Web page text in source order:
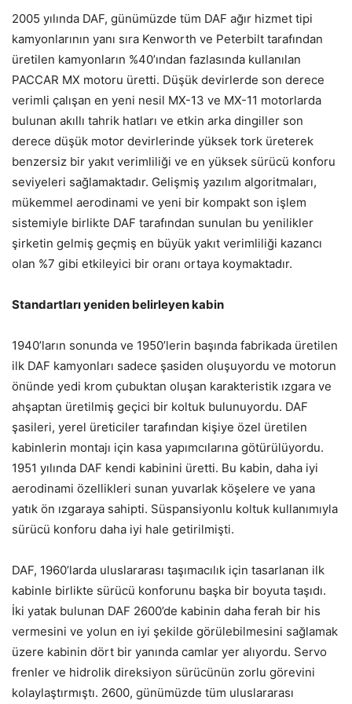
2005 yılında DAF, günümüzde tüm DAF ağır hizmet tipi
kamyonlarının yanı sıra Kenworth ve Peterbilt tarafından
üretilen kamyonların %40’ından fazlasında kullanılan
PACCAR MX motoru üretti. Düşük devirlerde son derece
verimli çalışan en yeni nesil MX-13 ve MX-11 motorlarda
bulunan akıllı tahrik hatları ve etkin arka dingiller son
derece düşük motor devirlerinde yüksek tork üreterek
benzersiz bir yakıt verimliliği ve en yüksek sürücü konforu
seviyeleri sağlamaktadır. Gelişmiş yazılım algoritmaları,
mükemmel aerodinami ve yeni bir kompakt son işlem
sistemiyle birlikte DAF tarafından sunulan bu yenilikler
şirketin gelmiş geçmiş en büyük yakıt verimliliği kazancı
olan %7 gibi etkileyici bir oranı ortaya koymaktadır.
Standartları yeniden belirleyen kabin
1940’ların sonunda ve 1950’lerin başında fabrikada üretilen
ilk DAF kamyonları sadece şasiden oluşuyordu ve motorun
önünde yedi krom çubuktan oluşan karakteristik ızgara ve
ahşaptan üretilmiş geçici bir koltuk bulunuyordu. DAF
şasileri, yerel üreticiler tarafından kişiye özel üretilen
kabinlerin montajı için kasa yapımcılarına götürülüyordu.
1951 yılında DAF kendi kabinini üretti. Bu kabin, daha iyi
aerodinami özellikleri sunan yuvarlak köşelere ve yana
yatık ön ızgaraya sahipti. Süspansiyonlu koltuk kullanımıyla
sürücü konforu daha iyi hale getirilmişti.
DAF, 1960’larda uluslararası taşımacılık için tasarlanan ilk
kabinle birlikte sürücü konforunu başka bir boyuta taşıdı.
İki yatak bulunan DAF 2600’de kabinin daha ferah bir his
vermesini ve yolun en iyi şekilde görülebilmesini sağlamak
üzere kabinin dört bir yanında camlar yer alıyordu. Servo
frenler ve hidrolik direksiyon sürücünün zorlu görevini
kolaylaştırmıştı. 2600, günümüzde tüm uluslararası